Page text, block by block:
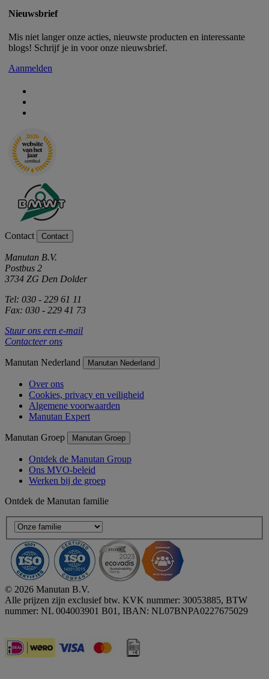
Nieuwsbrief
Mis niet langer onze acties, nieuwste producten en interessante
blogs! Schrijf je in voor onze nieuwsbrief.
Aanmelden
Contact Contact
Manutan B.V.
Postbus 2
3734 ZG Den Dolder
Tel: 030 - 229 61 11
Fax: 030 - 229 41 73
Stuur ons een e-mail
Contacteer ons
Manutan Nederland Manutan Nederland
Over ons
Cookies, privacy en veiligheid
Algemene voorwaarden
Manutan Expert
Manutan Groep Manutan Groep
Ontdek de Manutan Group
Ons MVO-beleid
Werken bij de groep
Ontdek de Manutan familie
© 2026 Manutan B.V.
Alle prijzen zijn exclusief btw. KVK nummer: 30053885, BTW
nummer: NL 004003901 B01, IBAN: NL07BNPA0227675029